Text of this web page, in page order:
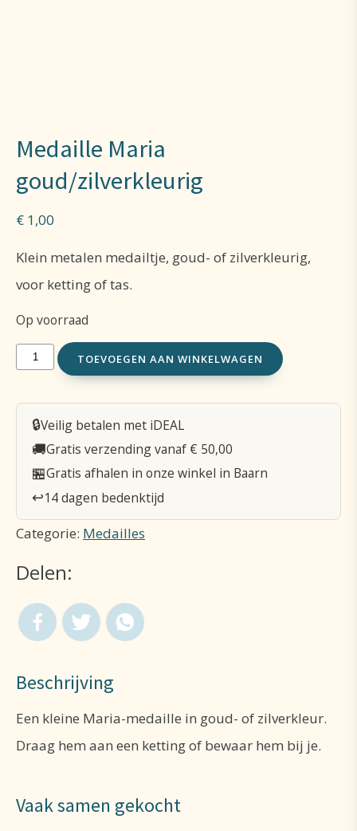
Medaille Maria
goud/zilverkleurig
€ 1,00
Klein metalen medailtje, goud- of zilverkleurig,
voor ketting of tas.
Op voorraad
Medaille
goud/zilverkleurig
aantal
TOEVOEGEN AAN WINKELWAGEN
🔒Veilig betalen met iDEAL
🚚Gratis verzending vanaf € 50,00
🏪Gratis afhalen in onze winkel in Baarn
↩️14 dagen bedenktijd
Categorie: Medailles
Delen:
Beschrijving
Een kleine Maria-medaille in goud- of zilverkleur.
Draag hem aan een ketting of bewaar hem bij je.
Vaak samen gekocht